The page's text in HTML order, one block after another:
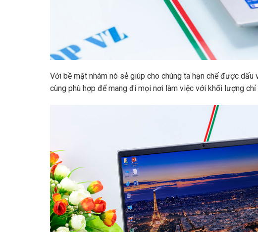
Với bề mặt nhám nó sẻ giúp cho chúng ta hạn chế được dấu
cùng phù hợp để mang đi mọi nơi làm việc với khối lượng